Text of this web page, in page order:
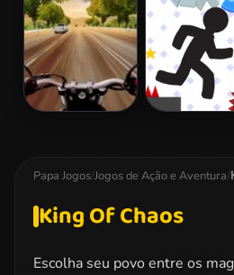
Papa Jogos/Jogos de Ação e Aventura/
King Of Chaos
Escolha seu povo entre os